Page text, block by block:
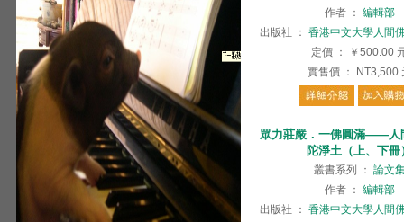
作者 ： 編輯部
出版社
： 香港中文大學人間
定價 ： ￥500.00
實售價 ： NT3,500
眾力莊嚴．一佛圓滿——人
陀淨土（上、下冊
叢書系列 ： 論文
作者 ： 編輯部
出版社
： 香港中文大學人間